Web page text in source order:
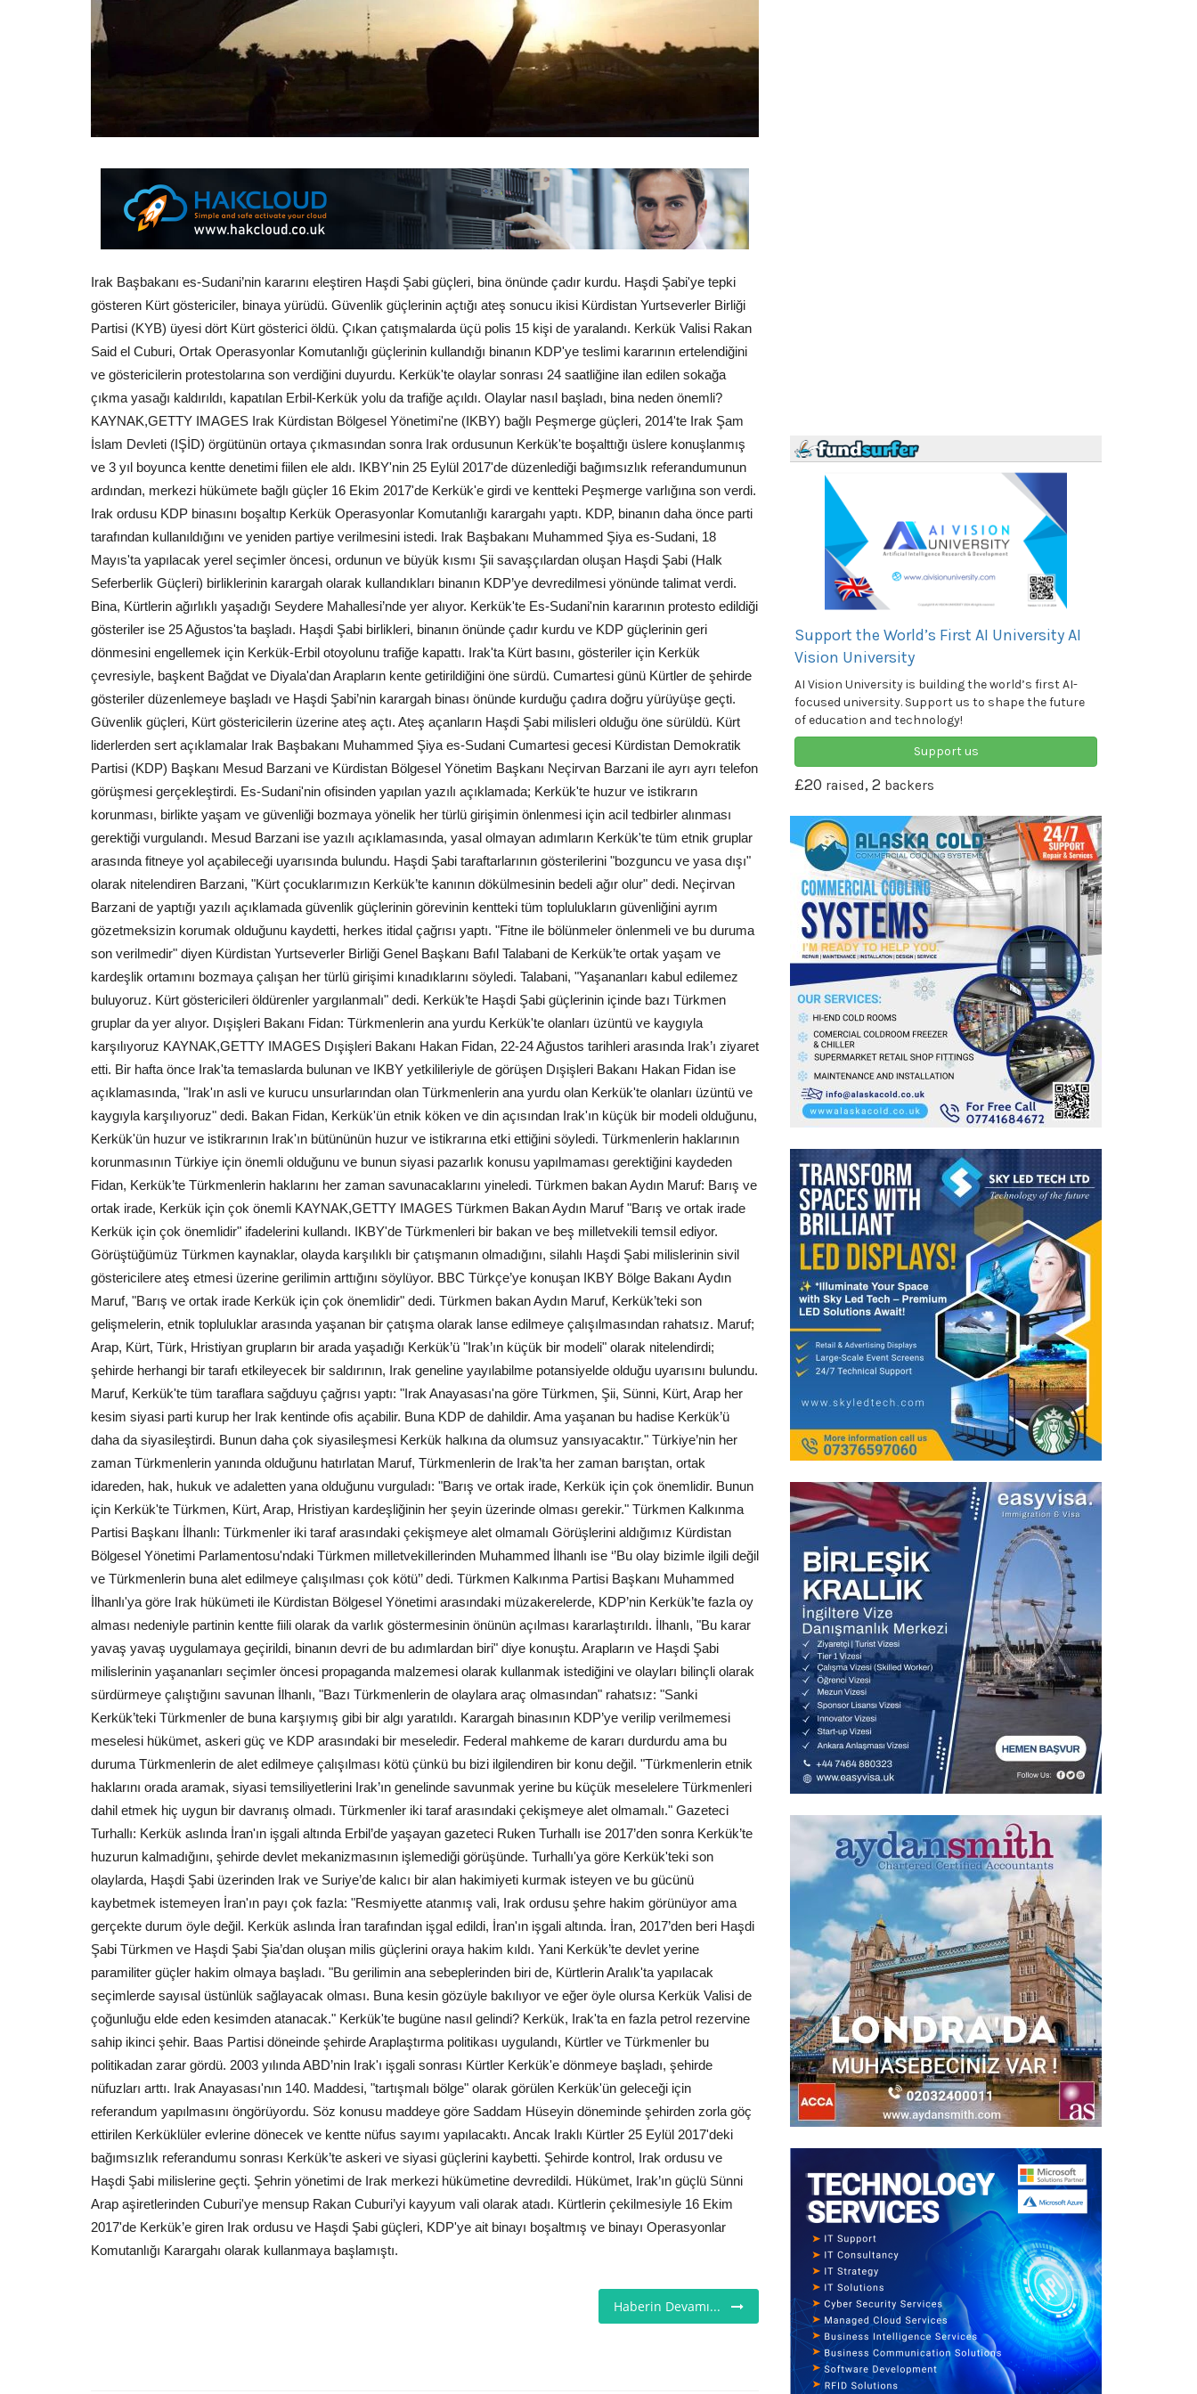
Irak Başbakanı es-Sudani’nin kararını eleştiren Haşdi Şabi güçleri, bina önünde çadır kurdu. Haşdi Şabi'ye tepki
gösteren Kürt göstericiler, binaya yürüdü. Güvenlik güçlerinin açtığı ateş sonucu ikisi Kürdistan Yurtseverler Birliği
Partisi (KYB) üyesi dört Kürt gösterici öldü. Çıkan çatışmalarda üçü polis 15 kişi de yaralandı. Kerkük Valisi Rakan
Said el Cuburi, Ortak Operasyonlar Komutanlığı güçlerinin kullandığı binanın KDP'ye teslimi kararının ertelendiğini
ve göstericilerin protestolarına son verdiğini duyurdu. Kerkük'te olaylar sonrası 24 saatliğine ilan edilen sokağa
çıkma yasağı kaldırıldı, kapatılan Erbil-Kerkük yolu da trafiğe açıldı. Olaylar nasıl başladı, bina neden önemli?
KAYNAK,GETTY IMAGES Irak Kürdistan Bölgesel Yönetimi'ne (IKBY) bağlı Peşmerge güçleri, 2014'te Irak Şam
İslam Devleti (IŞİD) örgütünün ortaya çıkmasından sonra Irak ordusunun Kerkük'te boşalttığı üslere konuşlanmış
ve 3 yıl boyunca kentte denetimi fiilen ele aldı. IKBY'nin 25 Eylül 2017'de düzenlediği bağımsızlık referandumunun
ardından, merkezi hükümete bağlı güçler 16 Ekim 2017'de Kerkük'e girdi ve kentteki Peşmerge varlığına son verdi.
Irak ordusu KDP binasını boşaltıp Kerkük Operasyonlar Komutanlığı karargahı yaptı. KDP, binanın daha önce parti
tarafından kullanıldığını ve yeniden partiye verilmesini istedi. Irak Başbakanı Muhammed Şiya es-Sudani, 18
Mayıs'ta yapılacak yerel seçimler öncesi, ordunun ve büyük kısmı Şii savaşçılardan oluşan Haşdi Şabi (Halk
Seferberlik Güçleri) birliklerinin karargah olarak kullandıkları binanın KDP’ye devredilmesi yönünde talimat verdi.
Bina, Kürtlerin ağırlıklı yaşadığı Seydere Mahallesi’nde yer alıyor. Kerkük'te Es-Sudani'nin kararının protesto edildiği
gösteriler ise 25 Ağustos'ta başladı. Haşdi Şabi birlikleri, binanın önünde çadır kurdu ve KDP güçlerinin geri
dönmesini engellemek için Kerkük-Erbil otoyolunu trafiğe kapattı. Irak'ta Kürt basını, gösteriler için Kerkük
çevresiyle, başkent Bağdat ve Diyala'dan Arapların kente getirildiğini öne sürdü. Cumartesi günü Kürtler de şehirde
gösteriler düzenlemeye başladı ve Haşdi Şabi’nin karargah binası önünde kurduğu çadıra doğru yürüyüşe geçti.
Güvenlik güçleri, Kürt göstericilerin üzerine ateş açtı. Ateş açanların Haşdi Şabi milisleri olduğu öne sürüldü. Kürt
liderlerden sert açıklamalar Irak Başbakanı Muhammed Şiya es-Sudani Cumartesi gecesi Kürdistan Demokratik
Partisi (KDP) Başkanı Mesud Barzani ve Kürdistan Bölgesel Yönetim Başkanı Neçirvan Barzani ile ayrı ayrı telefon
görüşmesi gerçekleştirdi. Es-Sudani'nin ofisinden yapılan yazılı açıklamada; Kerkük'te huzur ve istikrarın
korunması, birlikte yaşam ve güvenliği bozmaya yönelik her türlü girişimin önlenmesi için acil tedbirler alınması
gerektiği vurgulandı. Mesud Barzani ise yazılı açıklamasında, yasal olmayan adımların Kerkük'te tüm etnik gruplar
arasında fitneye yol açabileceği uyarısında bulundu. Haşdi Şabi taraftarlarının gösterilerini "bozguncu ve yasa dışı"
olarak nitelendiren Barzani, "Kürt çocuklarımızın Kerkük’te kanının dökülmesinin bedeli ağır olur" dedi. Neçirvan
Barzani de yaptığı yazılı açıklamada güvenlik güçlerinin görevinin kentteki tüm toplulukların güvenliğini ayrım
gözetmeksizin korumak olduğunu kaydetti, herkes itidal çağrısı yaptı. "Fitne ile bölünmeler önlenmeli ve bu duruma
son verilmedir" diyen Kürdistan Yurtseverler Birliği Genel Başkanı Bafıl Talabani de Kerkük’te ortak yaşam ve
kardeşlik ortamını bozmaya çalışan her türlü girişimi kınadıklarını söyledi. Talabani, "Yaşananları kabul edilemez
buluyoruz. Kürt göstericileri öldürenler yargılanmalı" dedi. Kerkük’te Haşdi Şabi güçlerinin içinde bazı Türkmen
gruplar da yer alıyor. Dışişleri Bakanı Fidan: Türkmenlerin ana yurdu Kerkük'te olanları üzüntü ve kaygıyla
karşılıyoruz KAYNAK,GETTY IMAGES Dışişleri Bakanı Hakan Fidan, 22-24 Ağustos tarihleri arasında Irak’ı ziyaret
etti. Bir hafta önce Irak'ta temaslarda bulunan ve IKBY yetkilileriyle de görüşen Dışişleri Bakanı Hakan Fidan ise
açıklamasında, "Irak'ın asli ve kurucu unsurlarından olan Türkmenlerin ana yurdu olan Kerkük'te olanları üzüntü ve
kaygıyla karşılıyoruz" dedi. Bakan Fidan, Kerkük'ün etnik köken ve din açısından Irak'ın küçük bir modeli olduğunu,
Kerkük'ün huzur ve istikrarının Irak'ın bütününün huzur ve istikrarına etki ettiğini söyledi. Türkmenlerin haklarının
korunmasının Türkiye için önemli olduğunu ve bunun siyasi pazarlık konusu yapılmaması gerektiğini kaydeden
Fidan, Kerkük’te Türkmenlerin haklarını her zaman savunacaklarını yineledi. Türkmen bakan Aydın Maruf: Barış ve
ortak irade, Kerkük için çok önemli KAYNAK,GETTY IMAGES Türkmen Bakan Aydın Maruf "Barış ve ortak irade
Kerkük için çok önemlidir" ifadelerini kullandı. IKBY'de Türkmenleri bir bakan ve beş milletvekili temsil ediyor.
Görüştüğümüz Türkmen kaynaklar, olayda karşılıklı bir çatışmanın olmadığını, silahlı Haşdi Şabi milislerinin sivil
göstericilere ateş etmesi üzerine gerilimin arttığını söylüyor. BBC Türkçe’ye konuşan IKBY Bölge Bakanı Aydın
Maruf, "Barış ve ortak irade Kerkük için çok önemlidir" dedi. Türkmen bakan Aydın Maruf, Kerkük’teki son
gelişmelerin, etnik topluluklar arasında yaşanan bir çatışma olarak lanse edilmeye çalışılmasından rahatsız. Maruf;
Arap, Kürt, Türk, Hristiyan grupların bir arada yaşadığı Kerkük’ü "Irak’ın küçük bir modeli" olarak nitelendirdi;
şehirde herhangi bir tarafı etkileyecek bir saldırının, Irak geneline yayılabilme potansiyelde olduğu uyarısını bulundu.
Maruf, Kerkük'te tüm taraflara sağduyu çağrısı yaptı: "Irak Anayasası'na göre Türkmen, Şii, Sünni, Kürt, Arap her
kesim siyasi parti kurup her Irak kentinde ofis açabilir. Buna KDP de dahildir. Ama yaşanan bu hadise Kerkük’ü
daha da siyasileştirdi. Bunun daha çok siyasileşmesi Kerkük halkına da olumsuz yansıyacaktır." Türkiye’nin her
zaman Türkmenlerin yanında olduğunu hatırlatan Maruf, Türkmenlerin de Irak’ta her zaman barıştan, ortak
idareden, hak, hukuk ve adaletten yana olduğunu vurguladı: "Barış ve ortak irade, Kerkük için çok önemlidir. Bunun
için Kerkük'te Türkmen, Kürt, Arap, Hristiyan kardeşliğinin her şeyin üzerinde olması gerekir." Türkmen Kalkınma
Partisi Başkanı İlhanlı: Türkmenler iki taraf arasındaki çekişmeye alet olmamalı Görüşlerini aldığımız Kürdistan
Bölgesel Yönetimi Parlamentosu'ndaki Türkmen milletvekillerinden Muhammed İlhanlı ise ‘’Bu olay bizimle ilgili değil
ve Türkmenlerin buna alet edilmeye çalışılması çok kötü’’ dedi. Türkmen Kalkınma Partisi Başkanı Muhammed
İlhanlı'ya göre Irak hükümeti ile Kürdistan Bölgesel Yönetimi arasındaki müzakerelerde, KDP’nin Kerkük’te fazla oy
alması nedeniyle partinin kentte fiili olarak da varlık göstermesinin önünün açılması kararlaştırıldı. İlhanlı, "Bu karar
yavaş yavaş uygulamaya geçirildi, binanın devri de bu adımlardan biri" diye konuştu. Arapların ve Haşdi Şabi
milislerinin yaşananları seçimler öncesi propaganda malzemesi olarak kullanmak istediğini ve olayları bilinçli olarak
sürdürmeye çalıştığını savunan İlhanlı, "Bazı Türkmenlerin de olaylara araç olmasından" rahatsız: "Sanki
Kerkük’teki Türkmenler de buna karşıymış gibi bir algı yaratıldı. Karargah binasının KDP’ye verilip verilmemesi
meselesi hükümet, askeri güç ve KDP arasındaki bir meseledir. Federal mahkeme de kararı durdurdu ama bu
duruma Türkmenlerin de alet edilmeye çalışılması kötü çünkü bu bizi ilgilendiren bir konu değil. "Türkmenlerin etnik
haklarını orada aramak, siyasi temsiliyetlerini Irak’ın genelinde savunmak yerine bu küçük meselelere Türkmenleri
dahil etmek hiç uygun bir davranış olmadı. Türkmenler iki taraf arasındaki çekişmeye alet olmamalı." Gazeteci
Turhallı: Kerkük aslında İran'ın işgali altında Erbil’de yaşayan gazeteci Ruken Turhallı ise 2017’den sonra Kerkük’te
huzurun kalmadığını, şehirde devlet mekanizmasının işlemediği görüşünde. Turhallı'ya göre Kerkük'teki son
olaylarda, Haşdi Şabi üzerinden Irak ve Suriye’de kalıcı bir alan hakimiyeti kurmak isteyen ve bu gücünü
kaybetmek istemeyen İran'ın payı çok fazla: "Resmiyette atanmış vali, Irak ordusu şehre hakim görünüyor ama
gerçekte durum öyle değil. Kerkük aslında İran tarafından işgal edildi, İran'ın işgali altında. İran, 2017’den beri Haşdi
Şabi Türkmen ve Haşdi Şabi Şia’dan oluşan milis güçlerini oraya hakim kıldı. Yani Kerkük’te devlet yerine
paramiliter güçler hakim olmaya başladı. "Bu gerilimin ana sebeplerinden biri de, Kürtlerin Aralık'ta yapılacak
seçimlerde sayısal üstünlük sağlayacak olması. Buna kesin gözüyle bakılıyor ve eğer öyle olursa Kerkük Valisi de
çoğunluğu elde eden kesimden atanacak." Kerkük'te bugüne nasıl gelindi? Kerkük, Irak'ta en fazla petrol rezervine
sahip ikinci şehir. Baas Partisi döneinde şehirde Araplaştırma politikası uygulandı, Kürtler ve Türkmenler bu
politikadan zarar gördü. 2003 yılında ABD’nin Irak'ı işgali sonrası Kürtler Kerkük'e dönmeye başladı, şehirde
nüfuzları arttı. Irak Anayasası'nın 140. Maddesi, "tartışmalı bölge" olarak görülen Kerkük'ün geleceği için
referandum yapılmasını öngörüyordu. Söz konusu maddeye göre Saddam Hüseyin döneminde şehirden zorla göç
ettirilen Kerküklüler evlerine dönecek ve kentte nüfus sayımı yapılacaktı. Ancak Iraklı Kürtler 25 Eylül 2017'deki
bağımsızlık referandumu sonrası Kerkük’te askeri ve siyasi güçlerini kaybetti. Şehirde kontrol, Irak ordusu ve
Haşdi Şabi milislerine geçti. Şehrin yönetimi de Irak merkezi hükümetine devredildi. Hükümet, Irak’ın güçlü Sünni
Arap aşiretlerinden Cuburi'ye mensup Rakan Cuburi’yi kayyum vali olarak atadı. Kürtlerin çekilmesiyle 16 Ekim
2017'de Kerkük’e giren Irak ordusu ve Haşdi Şabi güçleri, KDP'ye ait binayı boşaltmış ve binayı Operasyonlar
Komutanlığı Karargahı olarak kullanmaya başlamıştı.
Haberin Devamı...